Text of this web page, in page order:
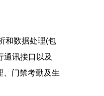
和数据处理(包
通讯接口以及
、门禁考勤及生